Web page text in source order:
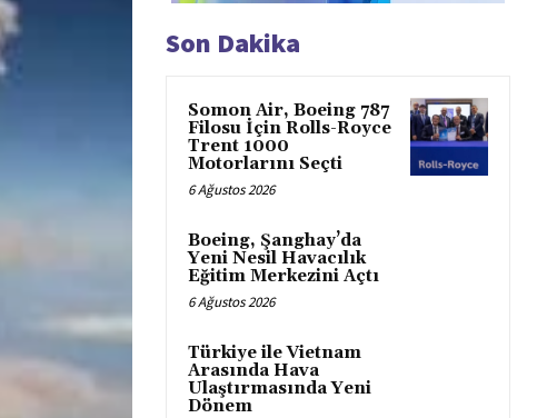
Son Dakika
Somon Air, Boeing 787
Filosu İçin Rolls-Royce
Trent 1000
Motorlarını Seçti
6 Ağustos 2026
Boeing, Şanghay’da
Yeni Nesil Havacılık
Eğitim Merkezini Açtı
6 Ağustos 2026
Türkiye ile Vietnam
Arasında Hava
Ulaştırmasında Yeni
Dönem